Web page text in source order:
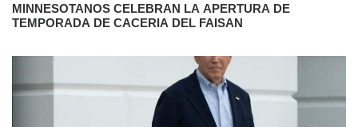
MINNESOTANOS CELEBRAN LA APERTURA DE
TEMPORADA DE CACERIA DEL FAISAN